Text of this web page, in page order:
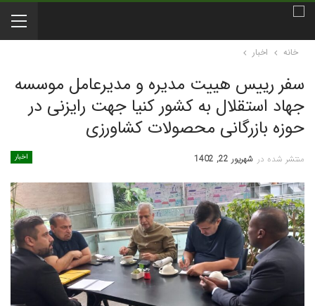
خانه اخبار
سفر رییس هییت مدیره و مدیرعامل موسسه
جهاد استقلال به کشور کنیا جهت رایزنی در
حوزه بازرگانی محصولات کشاورزی
اخبار منتشر شده در شهریور 22, 1402